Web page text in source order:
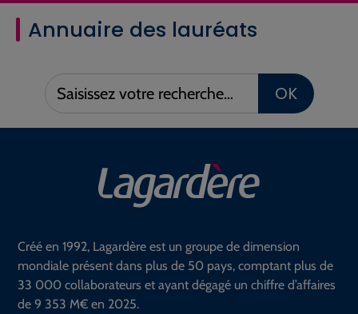
Annuaire des lauréats
Saisissez
votre
OK
Créé en 1992, Lagardère est un groupe de dimension
mondiale présent dans plus de 50 pays, comptant plus de
33 000 collaborateurs et ayant dégagé un chiffre d’affaires
de 9 353 M€ en 2025.